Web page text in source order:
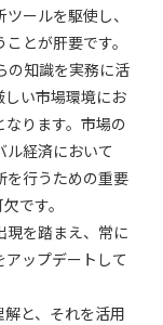
ールを駆使し、
とが肝要です。
の知識を実務に活
い市場環境にお
ります。市場の
ル経済において
を行うための重要
です。
現を踏まえ、常に
ップデートして
と、それを活用